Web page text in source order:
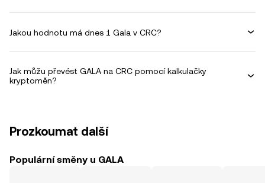
Jakou hodnotu má dnes 1 Gala v CRC?
Jak můžu převést GALA na CRC pomocí kalkulačky
kryptoměn?
Prozkoumat další
Populární směny u GALA